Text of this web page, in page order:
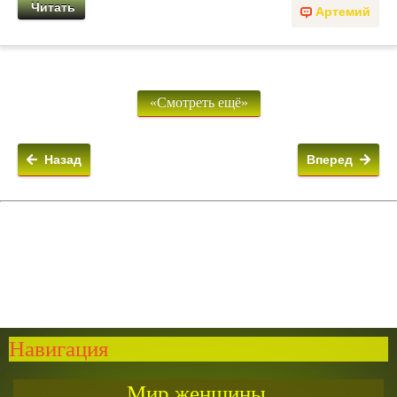
Артемий
Читать
«Смотреть ещё»
Вперед
Назад
Навигация